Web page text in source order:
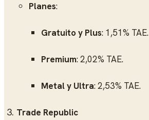
Planes:
Gratuito y Plus: 1,51% TAE.
Premium: 2,02% TAE.
Metal y Ultra: 2,53% TAE.
Trade Republic